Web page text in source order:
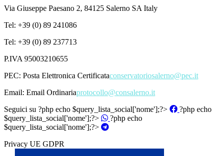
Via Giuseppe Paesano 2, 84125 Salerno SA Italy
Tel: +39 (0) 89 241086
Tel: +39 (0) 89 237713
P.IVA 95003210655
PEC: Posta Elettronica Certificataconservatoriosalerno@pec.it
Email: Email Ordinariaprotocollo@consalerno.it
Seguici su ?php echo $query_lista_social['nome'];?>
?php echo
$query_lista_social['nome'];?>
?php echo
$query_lista_social['nome'];?>
Privacy UE GDPR